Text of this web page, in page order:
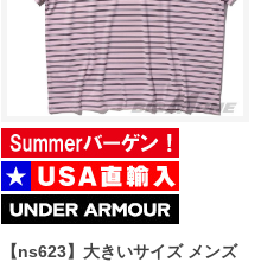
【ns623】大きいサイズ メンズ